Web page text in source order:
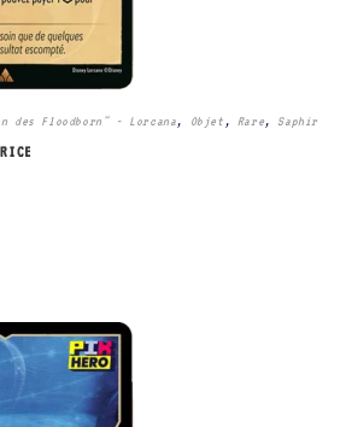
des Floodborn" - Lorcana, Objet , Rare, Saphir